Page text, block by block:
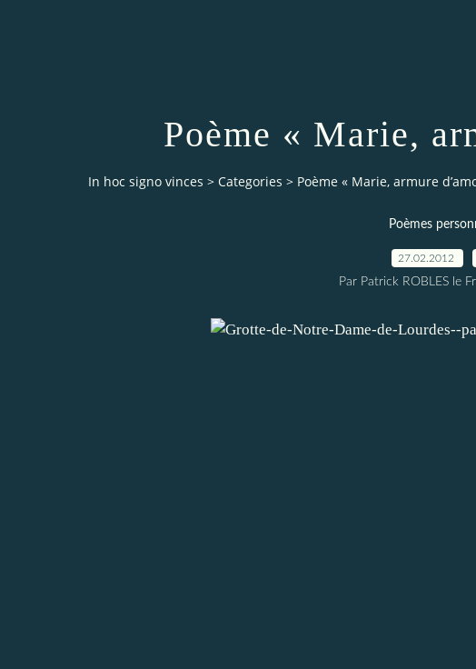
Poème « Marie,
In hoc signo vinces > Categories > Poème « Marie, armure
Poèmes
27.02.2012
Par Patrick ROBLES le